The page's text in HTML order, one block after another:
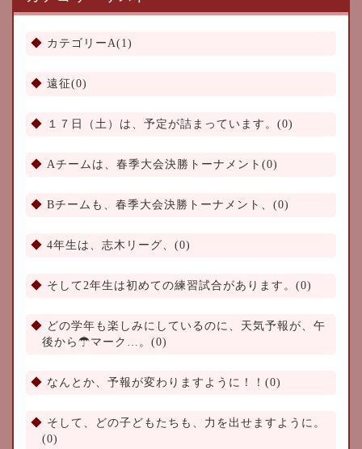
カテゴリーA(1)
遠征(0)
１７日（土）は、予定が詰まっています。(0)
Aチームは、春季大会決勝トーナメント(0)
Bチームも、春季大会決勝トーナメント、(0)
4年生は、志木リーグ、(0)
そして2年生は初めての練習試合があります。(0)
どの学年も楽しみにしているのに、天気予報が、午
後から☂マーク…。(0)
なんとか、予報が変わりますように！！(0)
そして、どの子どもたちも、力を出せますように。
(0)